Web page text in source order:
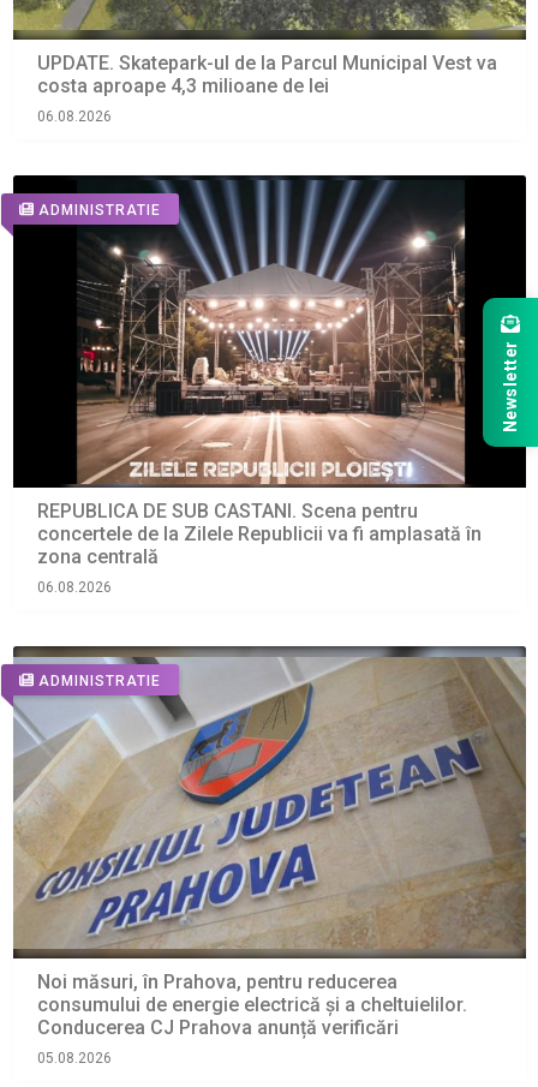
UPDATE. Skatepark-ul de la Parcul Municipal Vest va
costa aproape 4,3 milioane de lei
06.08.2026
ADMINISTRATIE
REPUBLICA DE SUB CASTANI. Scena pentru
concertele de la Zilele Republicii va fi amplasată în
zona centrală
06.08.2026
ADMINISTRATIE
Noi măsuri, în Prahova, pentru reducerea
consumului de energie electrică și a cheltuielilor.
Conducerea CJ Prahova anunță verificări
05.08.2026
Newsletter